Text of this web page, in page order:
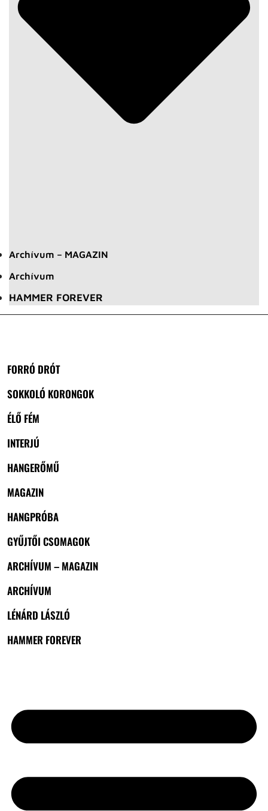
Archívum – MAGAZIN
Archívum
HAMMER FOREVER
FORRÓ DRÓT
SOKKOLÓ KORONGOK
ÉLŐ FÉM
INTERJÚ
HANGERŐMŰ
MAGAZIN
HANGPRÓBA
GYŰJTŐI CSOMAGOK
ARCHÍVUM – MAGAZIN
ARCHÍVUM
LÉNÁRD LÁSZLÓ
HAMMER FOREVER